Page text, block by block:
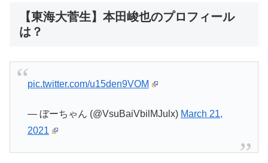
【東海大菅生】本田峻也のプロフィール
は？
pic.twitter.com/u15den9VOM
— ぼーちゃん (@VsuBaiVbilMJulx) March 21,
2021